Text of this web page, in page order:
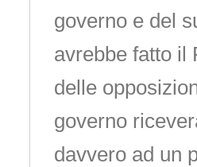
governo e del
avrebbe fatto il
delle
governo
davvero ad un